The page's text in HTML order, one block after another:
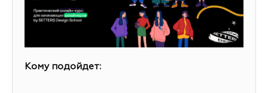
Кому подойдет: